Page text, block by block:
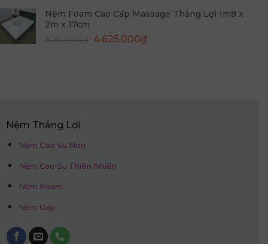
là:
tại
4.975.000₫.
Nệm Foam Cao Cấp Massage Thắng Lợi 1m8 x
2m x 17cm
9.250.000₫ Giá
4.625.000₫Giá
Nệm Thắng Lợi
Nệm Cao Su Non
Nệm Cao Su Thiên Nhiên
Nệm Foam
Nệm Gấp